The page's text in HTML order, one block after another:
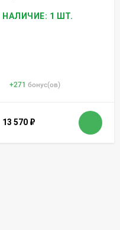
НАЛИЧИЕ: 1 ШТ.
+271 бонус(ов)
13 570 ₽